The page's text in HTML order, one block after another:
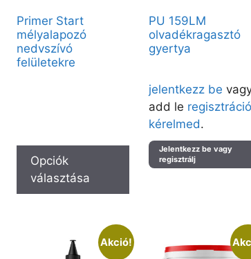
Primer Start
mélyalapozó
nedvszívó
felületekre
Opciók
választása
PU 159LM
olvadékragasztó
gyertya
jelentkezz be
add le
kérelmed.
Jelentkezz be vagy
regisztrálj
Akció!